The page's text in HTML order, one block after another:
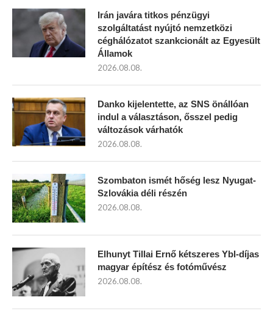
Irán javára titkos pénzügyi
szolgáltatást nyújtó nemzetközi
céghálózatot szankcionált az Egyesült
Államok
2026.08.08.
Danko kijelentette, az SNS önállóan
indul a választáson, ősszel pedig
változások várhatók
2026.08.08.
Szombaton ismét hőség lesz Nyugat-
Szlovákia déli részén
2026.08.08.
Elhunyt Tillai Ernő kétszeres Ybl-díjas
magyar építész és fotóművész
2026.08.08.